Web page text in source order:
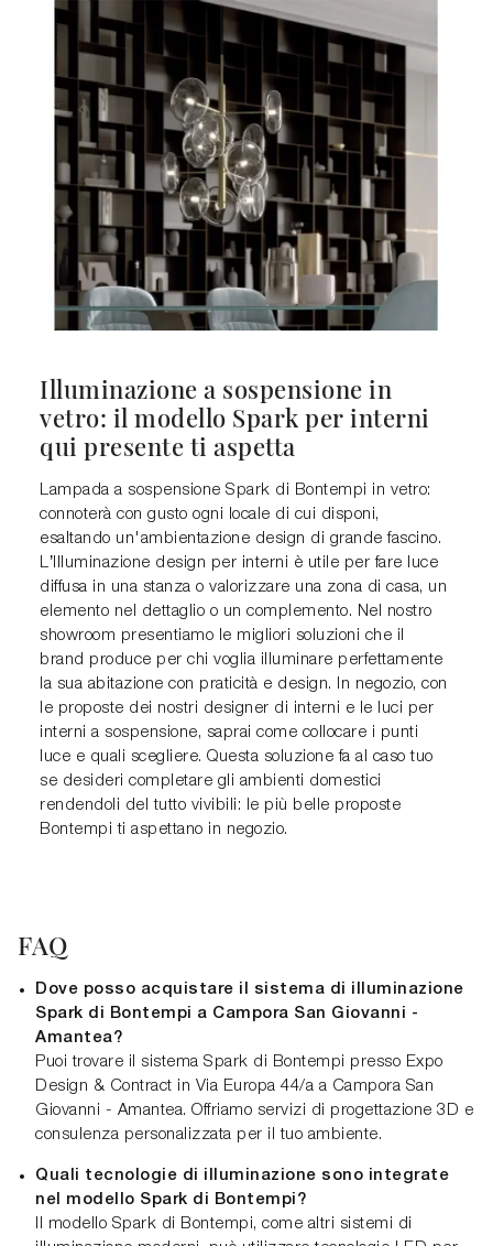
Illuminazione a sospensione in
vetro: il modello Spark per interni
qui presente ti aspetta
Lampada a sospensione Spark di Bontempi in vetro:
connoterà con gusto ogni locale di cui disponi,
esaltando un'ambientazione design di grande fascino.
L’Illuminazione design per interni è utile per fare luce
diffusa in una stanza o valorizzare una zona di casa, un
elemento nel dettaglio o un complemento. Nel nostro
showroom presentiamo le migliori soluzioni che il
brand produce per chi voglia illuminare perfettamente
la sua abitazione con praticità e design. In negozio, con
le proposte dei nostri designer di interni e le luci per
interni a sospensione, saprai come collocare i punti
luce e quali scegliere. Questa soluzione fa al caso tuo
se desideri completare gli ambienti domestici
rendendoli del tutto vivibili: le più belle proposte
Bontempi ti aspettano in negozio.
FAQ
Dove posso acquistare il sistema di illuminazione
Spark di Bontempi a Campora San Giovanni -
Amantea?
Puoi trovare il sistema Spark di Bontempi presso Expo
Design & Contract in Via Europa 44/a a Campora San
Giovanni - Amantea. Offriamo servizi di progettazione 3D e
consulenza personalizzata per il tuo ambiente.
Quali tecnologie di illuminazione sono integrate
nel modello Spark di Bontempi?
Il modello Spark di Bontempi, come altri sistemi di